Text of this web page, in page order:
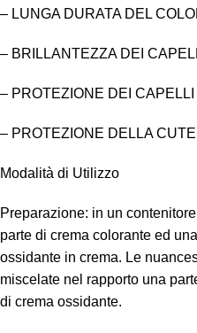
– LUNGA DURATA DEL
– BRILLANTEZZA DEI
– PROTEZIONE DEI CAPELLI
– PROTEZIONE DELLA CUTE
Modalità di Utilizzo
Preparazione: in un
parte di crema colorante ed
ossidante in crema. Le
miscelate nel rapporto una
di crema ossidante.